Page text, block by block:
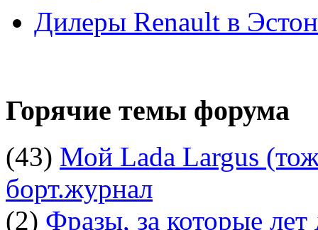
Дилеры Renault в
Горячие темы форума
(43) Мой Lada Largus
борт.журнал
(2) Фразы, за которые